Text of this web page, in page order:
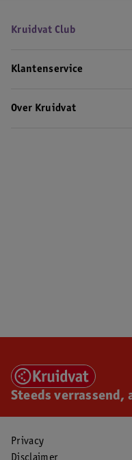
Kruidvat Club
Klantenservice
Over Kruidvat
Steeds
Privacy